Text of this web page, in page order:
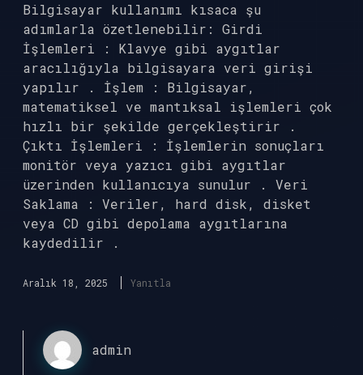
Bilgisayar kullanımı kısaca şu
adımlarla özetlenebilir: Girdi
İşlemleri : Klavye gibi aygıtlar
aracılığıyla bilgisayara veri girişi
yapılır . İşlem : Bilgisayar,
matematiksel ve mantıksal işlemleri çok
hızlı bir şekilde gerçekleştirir .
Çıktı İşlemleri : İşlemlerin sonuçları
monitör veya yazıcı gibi aygıtlar
üzerinden kullanıcıya sunulur . Veri
Saklama : Veriler, hard disk, disket
veya CD gibi depolama aygıtlarına
kaydedilir .
Aralık 18, 2025 Yanıtla
admin